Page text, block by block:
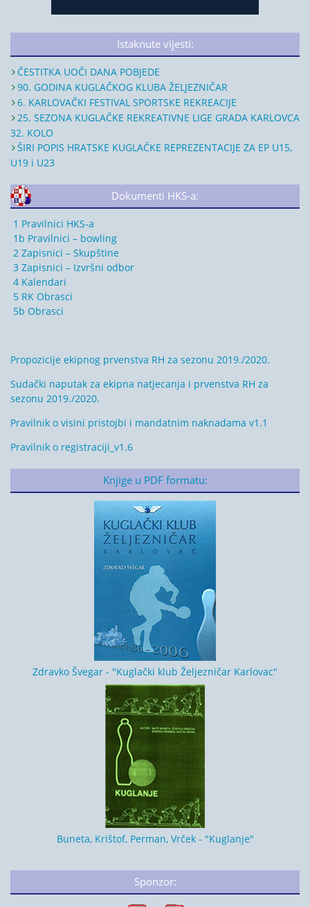
Istaknute vijesti:
ČESTITKA UOČI DANA POBJEDE
90. GODINA KUGLAČKOG KLUBA ŽELJEZNIČAR
6. KARLOVAČKI FESTIVAL SPORTSKE REKREACIJE
25. SEZONA KUGLAČKE REKREATIVNE LIGE GRADA KARLOVCA
32. KOLO
ŠIRI POPIS HRATSKE KUGLAČKE REPREZENTACIJE ZA EP U15,
U19 i U23
Dokumenti HKS-a:
1 Pravilnici HKS-a
1b Pravilnici – bowling
2 Zapisnici – Skupštine
3 Zapisnici – Izvršni odbor
4 Kalendari
5 RK Obrasci
5b Obrasci
Propozicije ekipnog prvenstva RH za sezonu 2019./2020.
Sudački naputak za ekipna natjecanja i prvenstva RH za
sezonu 2019./2020.
Pravilnik o visini pristojbi i mandatnim naknadama v1.1
Pravilnik o registraciji_v1.6
Knjige u PDF formatu:
Zdravko Švegar - "Kuglački klub Željezničar Karlovac"
Buneta, Krištof, Perman, Vrček - "Kuglanje"
Sponzor: